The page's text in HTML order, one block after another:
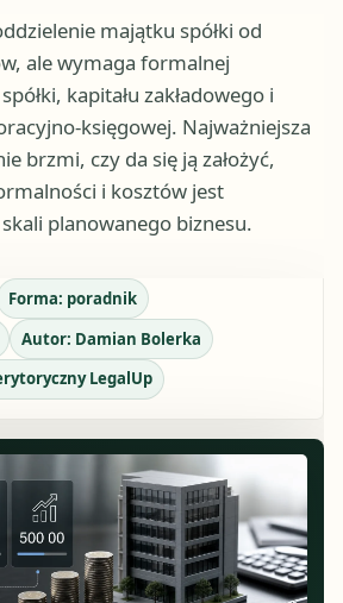
majątku spółki od
ale wymaga formalnej
kapitału zakładowego i
księgowej. Najważniejsza
brzmi, czy da się ją założyć,
i kosztów jest
planowanego biznesu.
Forma: poradnik
Autor: Damian Bolerka
LegalUp